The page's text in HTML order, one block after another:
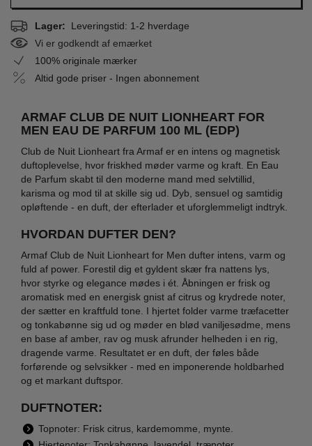
Lager: Leveringstid: 1-2 hverdage
Vi er godkendt af emærket
100% originale mærker
Altid gode priser - Ingen abonnement
ARMAF CLUB DE NUIT LIONHEART FOR
MEN EAU DE PARFUM 100 ML (EDP)
Club de Nuit Lionheart fra Armaf er en intens og magnetisk
duftoplevelse, hvor friskhed møder varme og kraft. En Eau
de Parfum skabt til den moderne mand med selvtillid,
karisma og mod til at skille sig ud. Dyb, sensuel og samtidig
opløftende - en duft, der efterlader et uforglemmeligt indtryk.
HVORDAN DUFTER DEN?
Armaf Club de Nuit Lionheart for Men dufter intens, varm og
fuld af power. Forestil dig et gyldent skær fra nattens lys,
hvor styrke og elegance mødes i ét. Åbningen er frisk og
aromatisk med en energisk gnist af citrus og krydrede noter,
der sætter en kraftfuld tone. I hjertet folder varme træfacetter
og tonkabønne sig ud og møder en blød vaniljesødme, mens
en base af amber, rav og musk afrunder helheden i en rig,
dragende varme. Resultatet er en duft, der føles både
forførende og selvsikker - med en imponerende holdbarhed
og et markant duftspor.
DUFTNOTER:
Topnoter: Frisk citrus, kardemomme, mynte.